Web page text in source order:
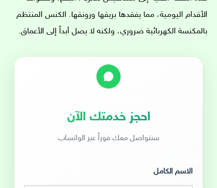
الأقدام اليومية، مما يفقدها بريقها ورونقها. الكنس المنتظم
بالمكنسة الكهربائية ضروري، ولكنه لا يصل أبداً إلى الأعماق.
احجز خدمتك الآن
سنتواصل معك فوراً عبر الواتساب
الاسم الكامل